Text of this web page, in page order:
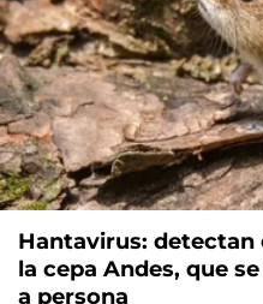
Hantavirus: detectan
la cepa Andes, que
a persona